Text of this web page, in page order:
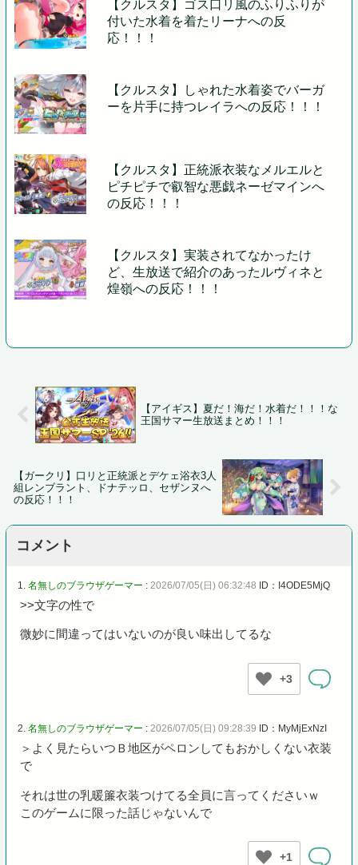
【クルスタ】ゴス口リ風のふりふりが
付いた水着を着たリーナへの反
応！！！
【クルスタ】しゃれた水着姿でバーガ
ーを片手に持つレイラへの反応！！！
【クルスタ】正統派衣装なメルエルと
ピチピチで叡智な悪戯ネーゼマインへ
の反応！！！
【クルスタ】実装されてなかったけ
ど、生放送で紹介のあったルヴィネと
煌嶺への反応！！！
【アイギス】夏だ！海だ！水着だ！！！な
王国サマー生放送まとめ！！！
【ガークリ】口リと正統派とデケェ浴衣3人
組レンブラント、ドナテッロ、セザンヌへ
の反応！！！
コメント
1. 名無しのブラウザゲーマー : 2026/07/05(日) 06:32:48 ID：I4ODE5MjQ
>>文字の性で
微妙に間違ってはいないのが良い味出してるな
+3
2. 名無しのブラウザゲーマー : 2026/07/05(日) 09:28:39 ID：MyMjExNzI
＞よく見たらいつＢ地区がペロンしてもおかしくない衣装
で
それは世の乳暖簾衣装つけてる全員に言ってくださいｗ
このゲームに限った話じゃないんで
+1